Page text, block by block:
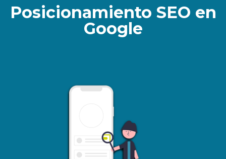
Posicionamiento SEO en
Google